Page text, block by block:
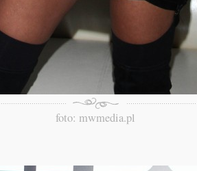
foto: mwmedia.pl